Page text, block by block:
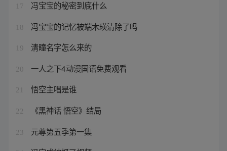
17 冯宝宝的秘密到底什么
18 冯宝宝的记忆被端木瑛清除了吗
19 清瞳名字怎么来的
20 一人之下4动漫国语免费观看
21 悟空主唱是谁
22 《黑神话 悟空》结局
23 元尊第五季第一集